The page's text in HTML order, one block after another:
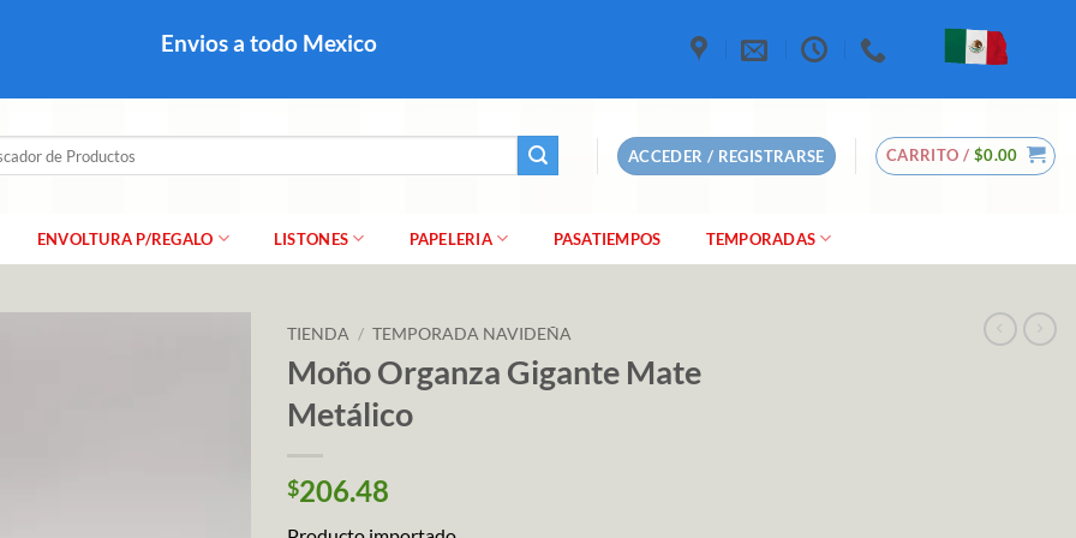
Envios a todo Mexico
ACCEDER / REGISTRARSE CARRITO / $0.00
ENVOLTURA P/REGALO LISTONES PAPELERIA PASATIEMPOS TEMPORADAS
TIENDA / TEMPORADA NAVIDEÑA
Moño Organza Gigante Mate
Metálico
$206.48